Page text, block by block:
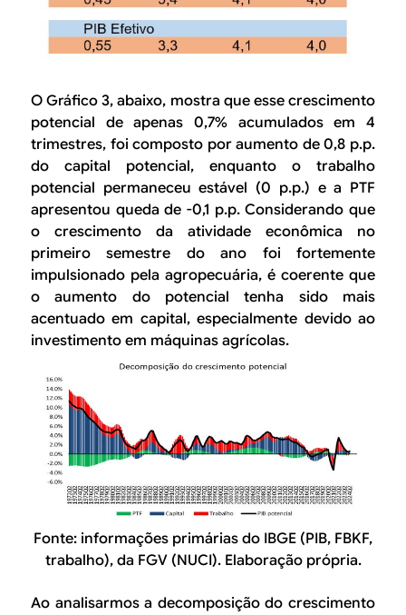
OGráfico3, abaixo, mostra que esse crescimento
potencial de apenas 0,7% acumulados em 4
trimestres, foi composto por aumento de 0,8 p.p.
do capital potencial, enquanto o trabalho
potencial permaneceu estável (0 p.p.) e a PTF
apresentou queda de -0,1 p.p. Considerando que
o crescimento da atividade econômica no
primeiro semestre do ano foi fortemente
impulsionado pela agropecuária, é coerente que
o aumento do potencial tenha sido mais
acentuado em capital, especialmente devido ao
investimento em máquinas agrícolas.
Fonte: informações primárias do IBGE (PIB, FBKF,
trabalho), da FGV (NUCI). Elaboração própria.
Ao analisarmos a decomposição do crescimento